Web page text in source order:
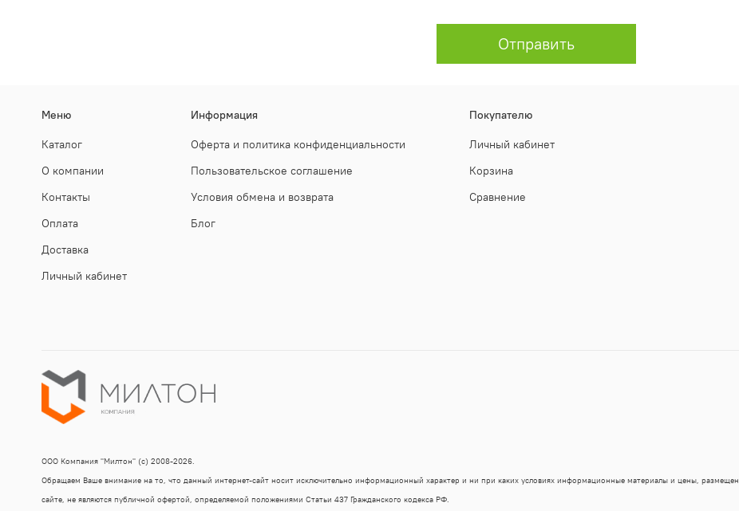
Отправить
Меню
Каталог
О компании
Контакты
Оплата
Доставка
Личный кабинет
Информация
Оферта и политика конфиденциальности
Пользовательское соглашение
Условия обмена и возврата
Блог
Покупателю
Личный кабинет
Корзина
Сравнение
ООО Компания "Милтон" (с) 2008-2026.
Обращаем Ваше внимание на то, что данный интернет-сайт носит исключительно информационный характер и ни при каких условиях информационные материалы и цены,
сайте, не являются публичной офертой, определяемой положениями Статьи 437 Гражданского кодекса РФ.